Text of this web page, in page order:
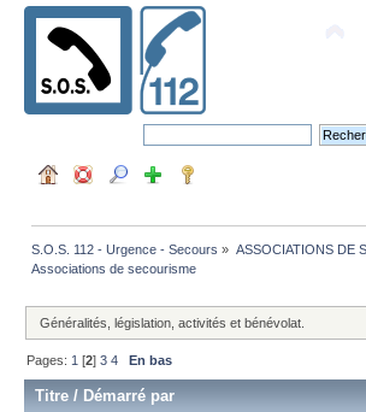
S.O.S. 112 - Urgence - Secours » ASSOCIATIONS DE
Associations de secourisme
Généralités, législation, activités et bénévolat.
Pages: 1 [2]3 4 En bas
Titre / Démarré par